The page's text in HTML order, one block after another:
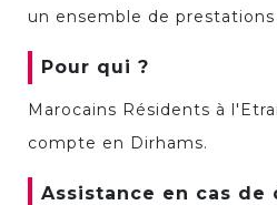
un ensemble de
Pour qui ?
Marocains Résidents à
compte en Dirhams.
Assistance en cas de